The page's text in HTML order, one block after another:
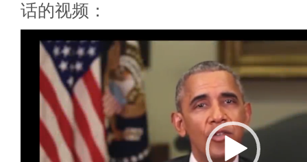
话的视频：